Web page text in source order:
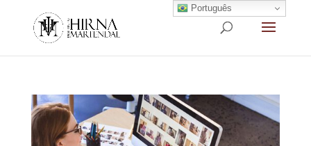
Português